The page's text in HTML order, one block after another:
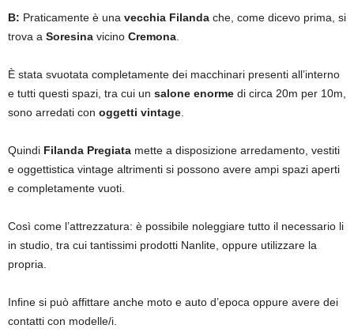
B: Praticamente è una vecchia Filanda che, come dicevo prima, si
trova a Soresina vicino Cremona
È stata svuotata completamente dei macchinari presenti all’interno
e tutti questi spazi, tra cui un salone enorme di circa 20m per 10m,
sono arredati con oggetti vintage
Quindi Filanda Pregiata mette a disposizione arredamento, vestiti
e oggettistica vintage altrimenti si possono avere ampi spazi aperti
e completamente vuoti.
Così come l’attrezzatura: è possibile noleggiare tutto il necessario li
in studio, tra cui tantissimi prodotti Nanlite, oppure utilizzare la
propria.
Infine si può affittare anche moto e auto d’epoca oppure avere dei
contatti con modelle/i.